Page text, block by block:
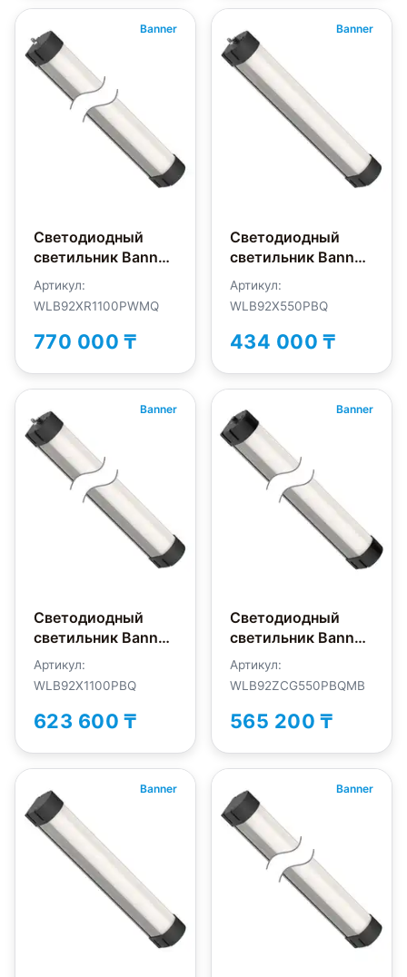
Banner
Светодиодный
светильник Banner
WLB92XR1100PWMQ
Артикул:
WLB92XR1100PWMQ
770 000 ₸
Banner
Светодиодный
светильник Banner
WLB92X550PBQ
Артикул:
WLB92X550PBQ
434 000 ₸
Banner
Светодиодный
светильник Banner
WLB92X1100PBQ
Артикул:
WLB92X1100PBQ
623 600 ₸
Banner
Светодиодный
светильник Banner
WLB92ZCG550PBQMB
Артикул:
WLB92ZCG550PBQMB
565 200 ₸
Banner Banner